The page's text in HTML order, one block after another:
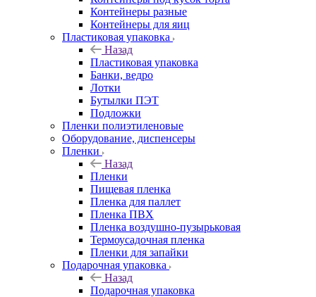
Контейнеры разные
Контейнеры для яиц
Пластиковая упаковка
Назад
Пластиковая упаковка
Банки, ведро
Лотки
Бутылки ПЭТ
Подложки
Пленки полиэтиленовые
Оборудование, диспенсеры
Пленки
Назад
Пленки
Пищевая пленка
Пленка для паллет
Пленка ПВХ
Пленка воздушно-пузырьковая
Термоусадочная пленка
Пленки для запайки
Подарочная упаковка
Назад
Подарочная упаковка